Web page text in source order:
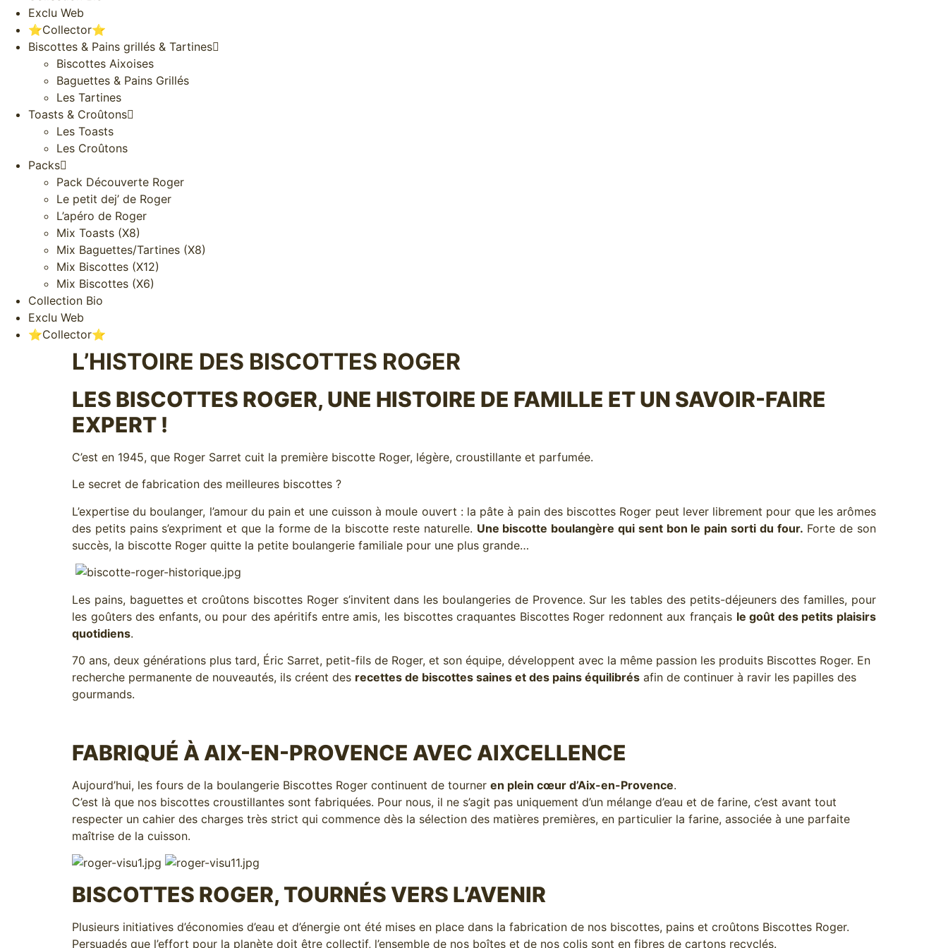
Exclu Web
⭐️Collector⭐️
Biscottes & Pains grillés & Tartines
Biscottes Aixoises
Baguettes & Pains Grillés
Les Tartines
Toasts & Croûtons
Les Toasts
Les Croûtons
Packs
Pack Découverte Roger
Le petit dej’ de Roger
L’apéro de Roger
Mix Toasts (X8)
Mix Baguettes/Tartines (X8)
Mix Biscottes (X12)
Mix Biscottes (X6)
Collection Bio
Exclu Web
⭐️Collector⭐️
L’HISTOIRE DES BISCOTTES ROGER
LES BISCOTTES ROGER, UNE HISTOIRE DE FAMILLE ET UN SAVOIR-FAIRE
EXPERT !
C’est en 1945, que Roger Sarret cuit la première biscotte Roger, légère, croustillante et parfumée.
Le secret de fabrication des meilleures biscottes ?
L’expertise du boulanger, l’amour du pain et une cuisson à moule ouvert : la pâte à pain des biscottes Roger peut lever librement pour que les arômes
des petits pains s’expriment et que la forme de la biscotte reste naturelle. Une biscotte boulangère qui sent bon le pain sorti du four. Forte de son
succès, la biscotte Roger quitte la petite boulangerie familiale pour une plus grande…
Les pains, baguettes et croûtons biscottes Roger s’invitent dans les boulangeries de Provence. Sur les tables des petits-déjeuners des familles, pour
les goûters des enfants, ou pour des apéritifs entre amis, les biscottes craquantes Biscottes Roger redonnent aux français le goût des petits plaisirs
quotidiens.
70 ans, deux générations plus tard, Éric Sarret, petit-fils de Roger, et son équipe, développent avec la même passion les produits Biscottes Roger. En
recherche permanente de nouveautés, ils créent des recettes de biscottes saines et des pains équilibrés afin de continuer à ravir les papilles des
gourmands.
FABRIQUÉ À AIX-EN-PROVENCE AVEC AIXCELLENCE
Aujourd’hui, les fours de la boulangerie Biscottes Roger continuent de tourner en plein cœur d’Aix-en-Provence.
C’est là que nos biscottes croustillantes sont fabriquées. Pour nous, il ne s’agit pas uniquement d’un mélange d’eau et de farine, c’est avant tout
respecter un cahier des charges très strict qui commence dès la sélection des matières premières, en particulier la farine, associée à une parfaite
maîtrise de la cuisson.
BISCOTTES ROGER, TOURNÉS VERS L’AVENIR
Plusieurs initiatives d’économies d’eau et d’énergie ont été mises en place dans la fabrication de nos biscottes, pains et croûtons Biscottes Roger.
Persuadés que l’effort pour la planète doit être collectif, l’ensemble de nos boîtes et de nos colis sont en fibres de cartons recyclés.